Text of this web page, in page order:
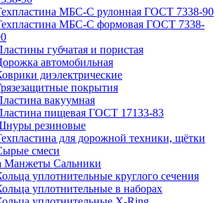
МБС-С рулонная ГОСТ 7338-90
МБС-С формовая ГОСТ 7338-
губчатая и пористая
автомобильная
диэлектрические
покрытия
вакуумная
пищевая ГОСТ 17133-83
резиновые
для дорожной техники, щётки
смеси
Манжеты Сальники
уплотнительные круглого сечения
уплотнительные в наборах